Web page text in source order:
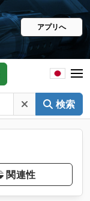
アプリへ
検索
関連性